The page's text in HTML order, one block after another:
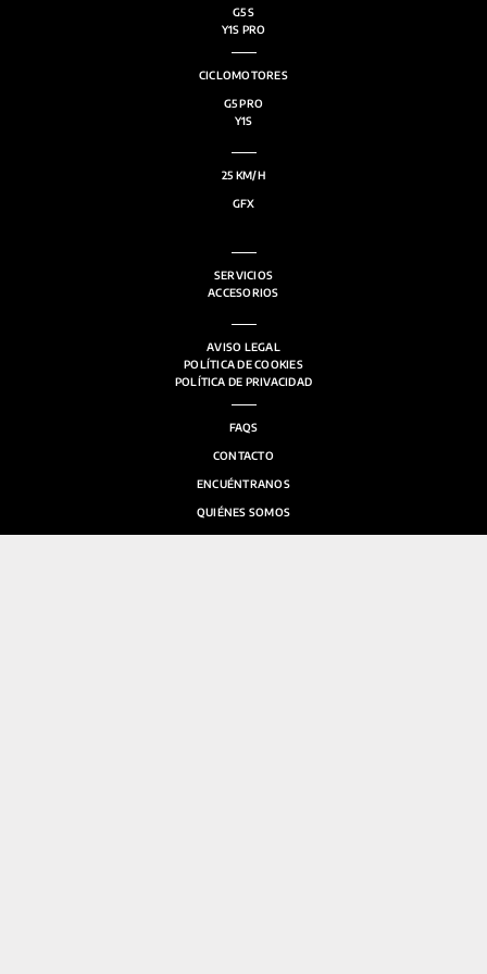
G5 S
Y1S PRO
CICLOMOTORES
G5 PRO
Y1S
25 KM/H
GFX
SERVICIOS
ACCESORIOS
AVISO LEGAL
POLÍTICA DE COOKIES
POLÍTICA DE PRIVACIDAD
FAQS
CONTACTO
ENCUÉNTRANOS
QUIÉNES SOMOS